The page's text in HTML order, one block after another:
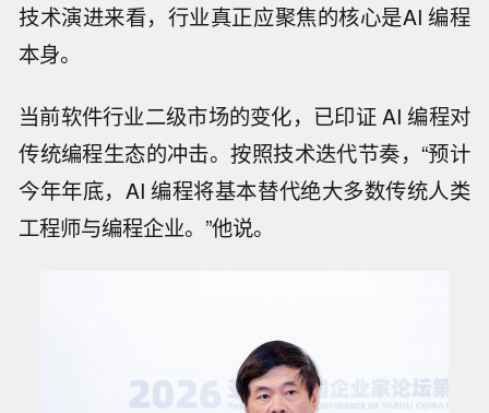
技术演进来看，行业真正应聚焦的核心是AI 编程
本身。
当前软件行业二级市场的变化，已印证 AI 编程对
传统编程生态的冲击。按照技术迭代节奏，“预计
今年年底，AI 编程将基本替代绝大多数传统人类
工程师与编程企业。”他说。